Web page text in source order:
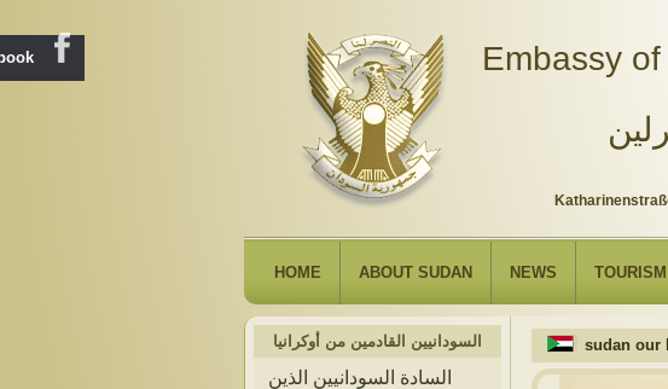
Embassy
HOME ABOUT SUDAN NEWS TOURISM
السودانيين القادمين من أوكرانيا
السادة السودانيين الذين
sudan our